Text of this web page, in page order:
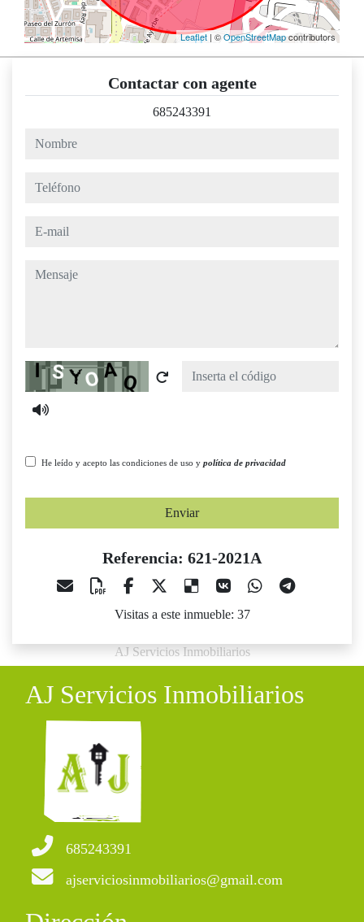
Leaflet | ©OpenStreetMapcontributors
Contactar con agente
685243391
nombre
teléfono
e-mail
mensaje
Captcha
He leído y acepto las condiciones de uso y política de privacidad
Enviar
Referencia: 621-2021A
Visitas a este inmueble: 37
AJ Servicios Inmobiliarios
AJ Servicios Inmobiliarios
685243391
ajserviciosinmobiliarios@gmail.com